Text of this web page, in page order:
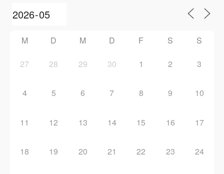
M D M D F S S
27 28 29 30 1 2 3
4 5 6 7 8 9 10
11 12 13 14 15 16 17
18 19 20 21 22 23 24